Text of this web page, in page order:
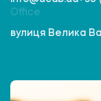
Office
вулиця Велика